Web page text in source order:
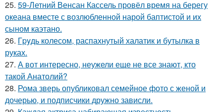
25. 59-Летний Венсан Кассель провёл время на берегу
океана вместе с возлюбленной нарой баптистой и их
сыном каэтано.
26. Гpyдь колесом, распахнутый халатик и бутылка в
руках.
27. А вот интересно, неужели еще не все знают, кто
такой Анатолий?
28. Рома зверь опубликовал семейное фото с женой и
дочерью, и подписчики дружно зависли.